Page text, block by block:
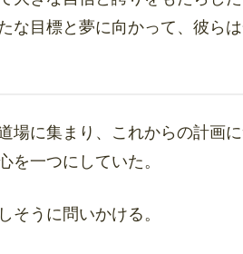
な目標と夢に向かって、彼ら
場に集まり、これからの計画
を一つにしていた。
そうに問いかける。